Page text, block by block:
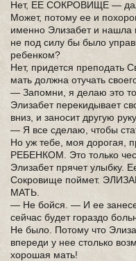
Нет, ЕЕ СОКРОВИЩЕ —
Может, потому ее и
именно Элизабет и нашла
не под силу бы было
ребенком?
Нет, придется преподать
мать должна отучать
— Запомни, я делаю это
Элизабет перекидывает
вниз, и заносит другую
— Я все сделаю, чтобы
Но уж тебе, моя
РЕБЕНКОМ. Это только
Элизабет прячет улыбку.
Сокровище поймет.
МАТЬ.
— Не бойся. — И ее
сейчас будет гораздо
Не было. Потому что
впереди у нее столько
хорошая мать!